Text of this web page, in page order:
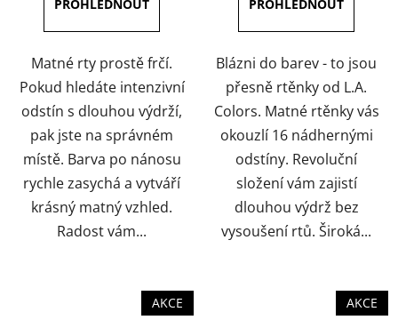
5
hvězdiček.
Matné rty prostě frčí.
Pokud hledáte intenzivní
odstín s dlouhou výdrží,
pak jste na správném
místě. Barva po nánosu
rychle zasychá a vytváří
krásný matný vzhled.
Radost vám...
5
hvězdiček.
Blázni do barev - to jsou
přesně rtěnky od L.A.
Colors. Matné rtěnky vás
okouzlí 16 nádhernými
odstíny. Revoluční
složení vám zajistí
dlouhou výdrž bez
vysoušení rtů. Široká...
AKCE AKCE